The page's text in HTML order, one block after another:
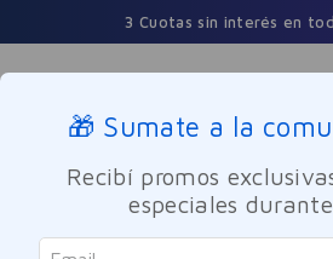
3 Cuotas sin interés en
Buscar
🎁 Sumate a la
Recibí promos
especiales